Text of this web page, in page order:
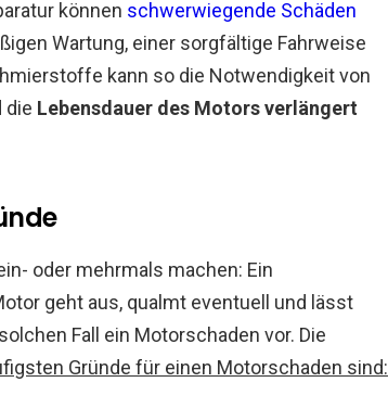
können schwerwiegende Schäden
Wartung, einer sorgfältige Fahrweise
kann so die Notwendigkeit von
die Lebensdauer des Motors verlängert
oder mehrmals machen: Ein
geht aus, qualmt eventuell und lässt
Fall ein Motorschaden vor. Die
Gründe für einen Motorschaden sind: